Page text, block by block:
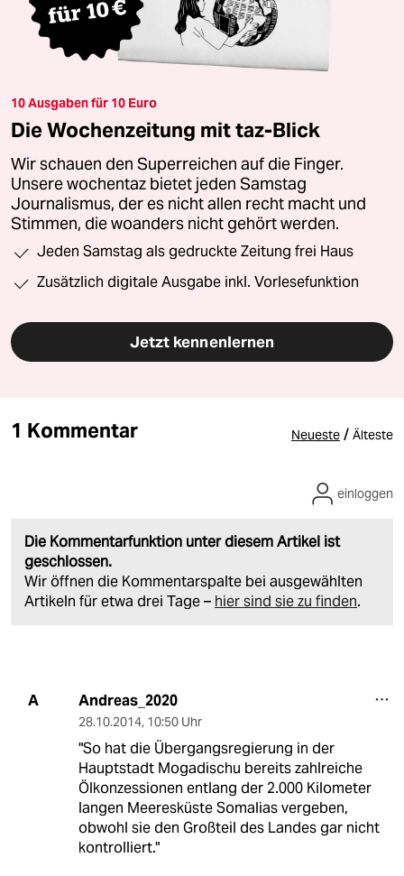
10 Ausgaben für 10 Euro
Die Wochenzeitung mit taz-Blick
Wir schauen den Superreichen auf die Finger.
Unsere wochentaz bietet jeden Samstag
Journalismus, der es nicht allen recht macht und
Stimmen, die woanders nicht gehört werden.
Jeden Samstag als gedruckte Zeitung frei Haus
Zusätzlich digitale Ausgabe inkl. Vorlesefunktion
Jetzt kennenlernen
1 Kommentar Neueste / Älteste
Die Kommentarfunktion unter diesem Artikel ist
geschlossen.
Wir öffnen die Kommentarspalte bei ausgewählten
Artikeln für etwa drei Tage – hier sind sie zu finden.
einloggen
A Andreas_2020
28.10.2014, 10:50 Uhr
"So hat die Übergangsregierung in der
Hauptstadt Mogadischu bereits zahlreiche
Ölkonzessionen entlang der 2.000 Kilometer
langen Meeresküste Somalias vergeben,
obwohl sie den Großteil des Landes gar nicht
kontrolliert."